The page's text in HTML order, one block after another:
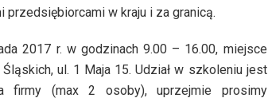
w kraju i za granicą.
2017 r. w godzinach 9.00 – 16.00, miejsce
ul. 1 Maja 15. Udział w szkoleniu jest
firmy (max 2 osoby), uprzejmie prosimy